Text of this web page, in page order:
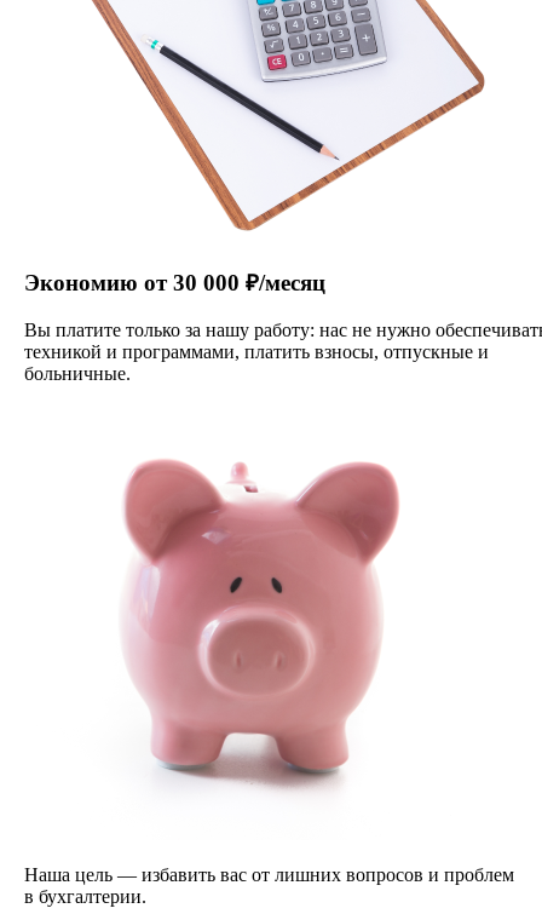
Экономию от 30 000 ₽/месяц
Вы платите только за нашу работу: нас не нужно
техникой и программами, платить взносы, отпускные и
больничные.
Наша цель — избавить вас от лишних вопросов и проблем
в бухгалтерии.